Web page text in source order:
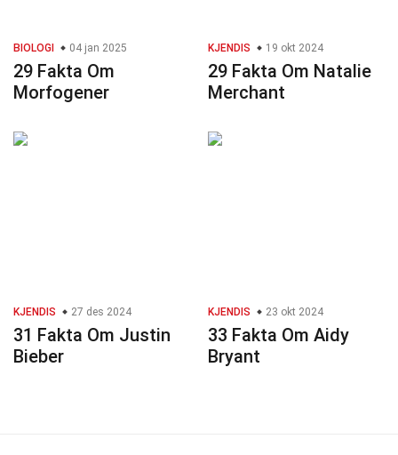
BIOLOGI 04 jan 2025
29 Fakta Om
Morfogener
KJENDIS 19 okt 2024
29 Fakta Om Natalie
Merchant
KJENDIS 27 des 2024
31 Fakta Om Justin
Bieber
KJENDIS 23 okt 2024
33 Fakta Om Aidy
Bryant